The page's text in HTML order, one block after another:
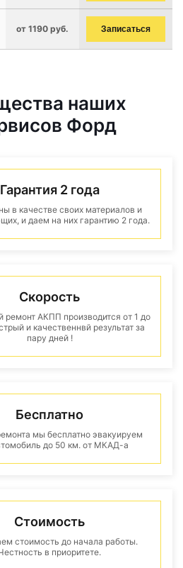
от 1190 руб. Записаться
наших
Форд
Гарантия 2 года
в качестве своих материалов и
и даем на них гарантию 2 года.
Скорость
ремонт АКПП производится от 1 до
и качественнвй результат за
пару дней !
Бесплатно
мы бесплатно эвакуируем
до 50 км. от МКАД-а
Стоимость
стоимость до начала работы.
в приоритете.